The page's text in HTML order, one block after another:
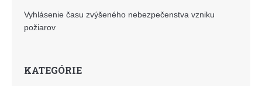
Vyhlásenie času zvýšeného nebezpečenstva vzniku
požiarov
KATEGÓRIE